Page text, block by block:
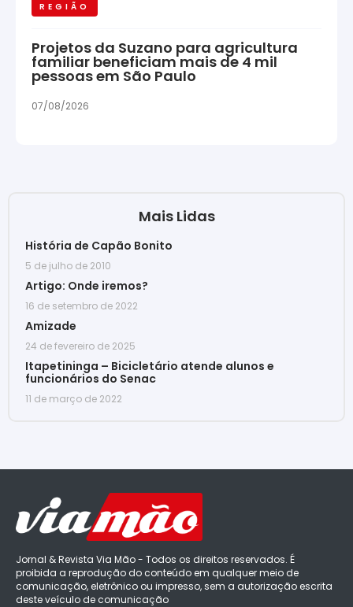
REGIÃO
Projetos da Suzano para agricultura
familiar beneficiam mais de 4 mil
pessoas em São Paulo
07/08/2026
Mais Lidas
História de Capão Bonito
5 de julho de 2010
Artigo: Onde iremos?
16 de setembro de 2022
Amizade
24 de fevereiro de 2025
Itapetininga – Bicicletário atende alunos e
funcionários do Senac
11 de março de 2022
Jornal & Revista Via Mão - Todos os direitos reservados. É
proibida a reprodução do conteúdo em qualquer meio de
comunicação, eletrônico ou impresso, sem a autorização escrita
deste veículo de comunicação